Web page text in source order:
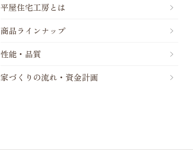
平屋住宅工房とは
商品ラインナップ
性能・品質
家づくりの流れ・資金計画